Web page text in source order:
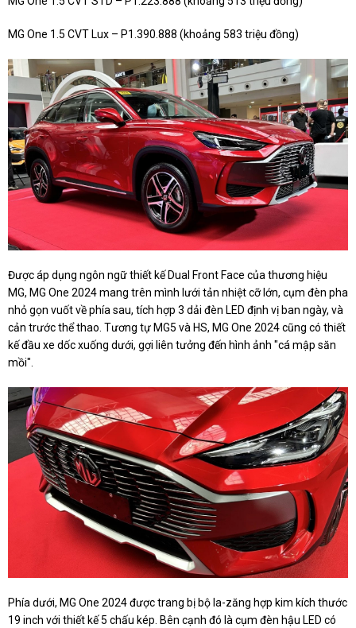
MG One 1.5 CVT Lux – P1.390.888 (khoảng 583 triệu đồng)
Được áp dụng ngôn ngữ thiết kế Dual Front Face của thương hiệu
MG, MG One 2024 mang trên mình lưới tản nhiệt cỡ lớn, cụm đèn pha
nhỏ gọn vuốt về phía sau, tích hợp 3 dải đèn LED định vị ban ngày, và
cản trước thể thao. Tương tự MG5 và HS, MG One 2024 cũng có thiết
kế đầu xe dốc xuống dưới, gợi liên tưởng đến hình ảnh "cá mập săn
mồi".
Phía dưới, MG One 2024 được trang bị bộ la-zăng hợp kim kích thước
19 inch với thiết kế 5 chấu kép. Bên cạnh đó là cụm đèn hậu LED có